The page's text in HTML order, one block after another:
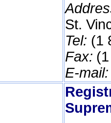
St.
Tel: (1
Fax:
E-mail: